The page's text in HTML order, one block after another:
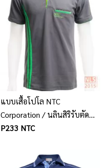
แบบเสื้อโปโล NTC
Corporation / นลินสิริรับตัด
เสื้อโปโล ศรีราชา
P233 NTC